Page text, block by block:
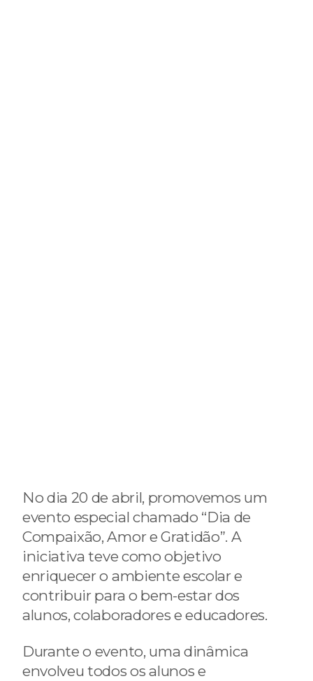
No dia 20 de abril, promovemos um
evento especial chamado “Dia de
Compaixão, Amor e Gratidão”. A
iniciativa teve como objetivo
enriquecer o ambiente escolar e
contribuir para o bem-estar dos
alunos, colaboradores e educadores.
Durante o evento, uma dinâmica
envolveu todos os alunos e